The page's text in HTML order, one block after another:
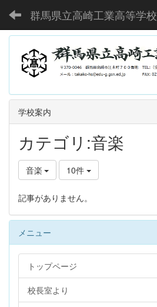
群馬県立高崎工業高等学校
学校案内
カテゴリ:音楽
音楽 10件
記事がありません。
メニュー
トップページ
校長室より